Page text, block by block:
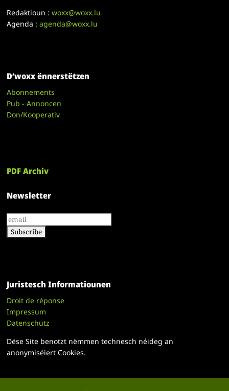
Redaktioun :woxx@woxx.lu
Agenda :agenda@woxx.lu
D’woxx ënnerstëtzen
Abonnements
Pub - Annoncen
Don/Kooperativ
PDF Archiv
Newsletter
Juristesch Informatiounen
Droit de réponse
Impressum
Datenschutz
Dëse Site benotzt nëmmen technesch néideg an
anonymiséiert Cookies.